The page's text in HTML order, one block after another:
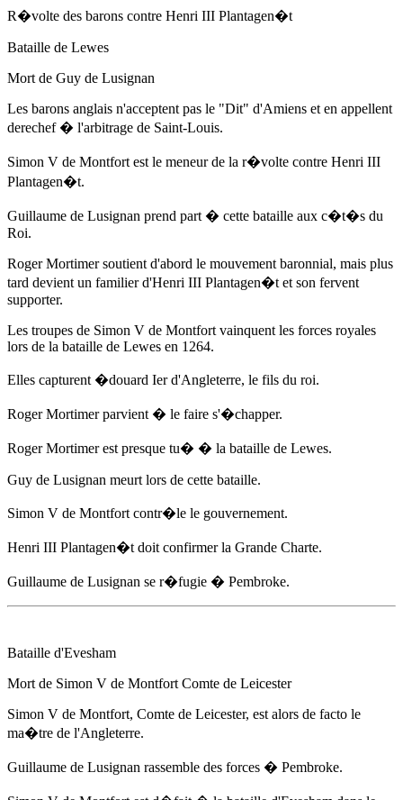
R�volte des barons contre Henri III Plantagen�t
Bataille de Lewes
Mort de Guy de Lusignan
Les barons anglais n'acceptent pas le "Dit" d'Amiens et en appellent
derechef � l'arbitrage de Saint-Louis.
Simon V de Montfort est le meneur de la r�volte contre Henri III
Plantagen�t.
Guillaume de Lusignan prend part � cette bataille aux c�t�s du
Roi.
Roger Mortimer soutient d'abord le mouvement baronnial, mais plus
tard devient un familier d'Henri III Plantagen�t et son fervent
supporter.
Les troupes de Simon V de Montfort vainquent les forces royales
lors de la bataille de Lewes en 1264.
Elles capturent �douard Ier d'Angleterre, le fils du roi.
Roger Mortimer parvient � le faire s'�chapper.
Roger Mortimer est presque tu� � la bataille de Lewes.
Guy de Lusignan meurt lors de cette bataille.
Simon V de Montfort contr�le le gouvernement.
Henri III Plantagen�t doit confirmer la Grande Charte.
Guillaume de Lusignan se r�fugie � Pembroke.
Bataille d'Evesham
Mort de Simon V de Montfort Comte de Leicester
Simon V de Montfort, Comte de Leicester, est alors de facto le
ma�tre de l'Angleterre.
Guillaume de Lusignan rassemble des forces � Pembroke.